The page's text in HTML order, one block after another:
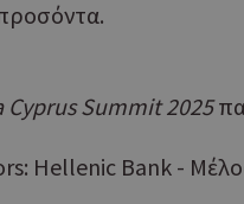
CyprusSummit2025
Hellenic Bank -